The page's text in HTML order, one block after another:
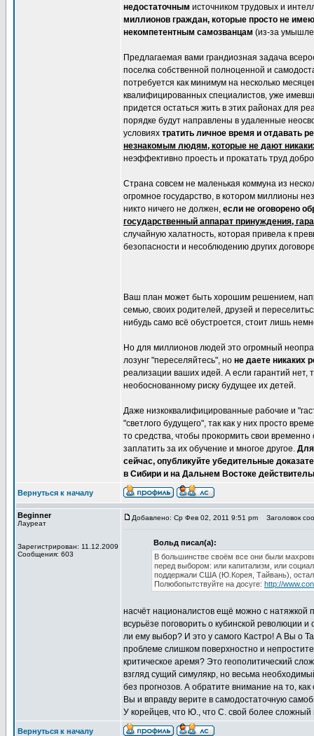
недостаточным источником трудовых и
миллионов граждан, которые просто не
некомпетентным самозванцам (из-за
Предлагаемая вами грандиозная задача
поселка собственной полноценной и
потребуется как минимум на несколько
квалифицированных специалистов, уже
придется остаться жить в этих районах для
порядке будут направлены в удаленные
условиях тратить личное время и отдавать
незнакомым людям, которые не дают
неэффективно проесть и прокатать труд
Страна совсем не маленькая коммуна из
огромное государство, в котором миллионы
никто ничего не должен, если не оговорено
государственный аппарат принуждения,
случайную халатность, которая привела к
безопасности и несоблюдению других
Ваш план может быть хорошим решением,
семью, своих родителей, друзей и
нибудь само всё обустроется, стоит лишь
Но для миллионов людей это огромный
лозунг "переселяйтесь", но не даете никаких
реализации ваших идей. А если гарантий нет,
необоснованному риску будущее их детей.
Даже низкоквалифицированные рабочие и
"светлого будущего", так как у них просто
то средства, чтобы прокормить свои
заплатить за их обучение и многое другое. Для
сейчас, опубликуйте убедительные
в Сибири и на Дальнем Востоке
Вернуться к началу
Beginner
Лауреат
Зарегистрирован: 11.12.2009
Сообщения: 603
Добавлено: Ср Фев 02, 2011 9:51 pm Заголовок
Вольд писал(а):
В большинстве своём все они были
перед выбором: или капитализм, или
поддержали США (Ю.Корея, Тайвань),
Полюбопытствуйте на досуге: http://
насчёт националистов ещё можно с натяжкой
всурьёзе поговорить о кубинской революции
ли ему выбор? И это у самого Кастро! А Вы о
проблеме слишком поверхностно и
критическое аремя? Это геополитический
взгляд сущий симулякр, но весьма
без прогнозов. А обратите внимание на то,
Вы и вправду верите в самодостаточную
У корейцев, что Ю., что С. свой более сложный
Вернуться к началу